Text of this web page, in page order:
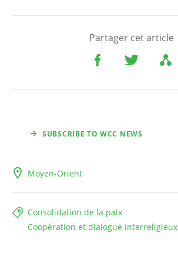
Partager cet article
SUBSCRIBE TO WCC NEWS
Moyen-Orient
Consolidation de la paix
Coopération et dialogue interreligieux